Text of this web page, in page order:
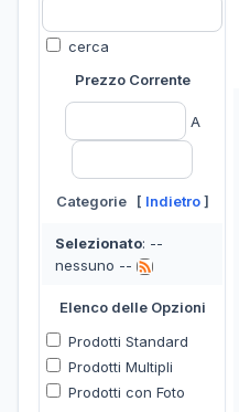
cerca
Prezzo Corrente
A
Categorie [ Indietro]
Selezionato: --
nessuno --
Elenco delle Opzioni
Prodotti Standard
Prodotti Multipli
Prodotti con Foto